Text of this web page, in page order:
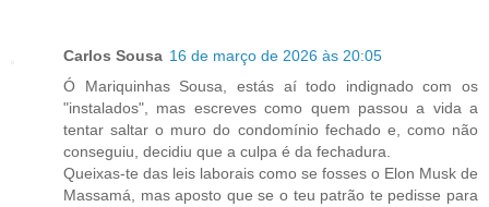
Carlos Sousa 16 de março de 2026 às 20:05
Ó Mariquinhas Sousa, estás aí todo indignado com os
"instalados", mas escreves como quem passou a vida a
tentar saltar o muro do condomínio fechado e, como não
conseguiu, decidiu que a culpa é da fechadura.
Queixas-te das leis laborais como se fosses o Elon Musk de
Massamá, mas aposto que se o teu patrão te pedisse para